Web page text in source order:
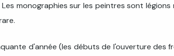
monographies sur les peintres sont
d'année (les débuts de l'ouverture des